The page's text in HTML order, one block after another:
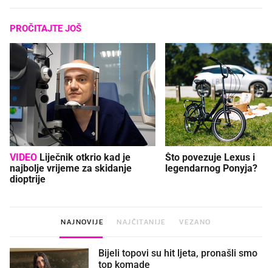
PROČITAJTE JOŠ
VIDEO
najbolje vrijeme za skidanje
dioptrije
Što povezuje Lexus i
legendarnog Ponyja?
NAJNOVIJE NAJČITANIJE VEZANO
Bijeli topovi su hit ljeta, pronašli smo
top komade